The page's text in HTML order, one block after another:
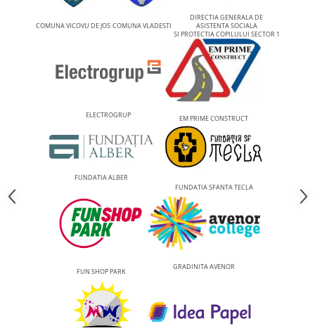
COMUNA VICOVU DE JOS COMUNA VLADESTI
DIRECTIA GENERALA DE
ASISTENTA SOCIALA
SI PROTECTIA COPILULUI SECTOR 1
ELECTROGRUP EM PRIME CONSTRUCT
FUNDATIA ALBER
FUNDATIA SFANTA TECLA
FUN SHOP PARK
GRADINITA AVENOR